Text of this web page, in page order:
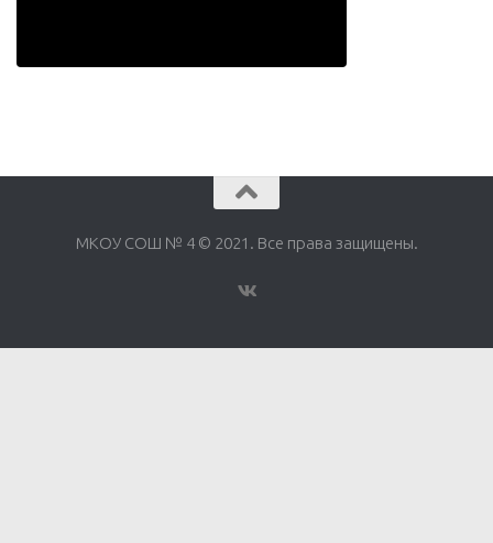
МКОУ СОШ № 4 © 2021. Все права защищены.